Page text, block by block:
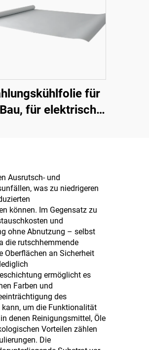
für
für elektrische
Getreidelager,
sowie
neu entstehende
Lebensstil-
Anwendungen
Ausrutsch- und
was zu niedrigeren
können. Im Gegensatz zu
und
ohne Abnutzung – selbst
die rutschhemmende
Oberflächen an Sicherheit
ermöglicht es
Farben und
des
um die Funktionalität
denen Reinigungsmittel, Öle
Vorteilen zählen
Die